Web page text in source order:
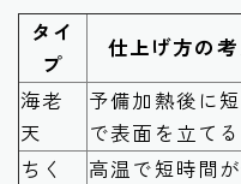
タイ
プ
仕上げ方の
海老
天
予備加熱後に
で表面を立てる
ちく
高温で短時間